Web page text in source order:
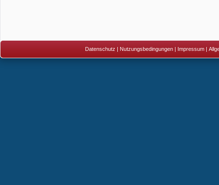
Datenschutz | Nutzungsbedingungen | Impressum |